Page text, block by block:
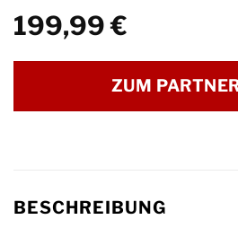
199,99€
ZUM
BESCHREIBUNG